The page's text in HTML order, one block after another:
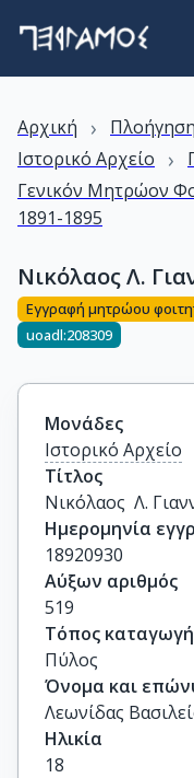
Αρχική › Πλοήγηση
Ιστορικό Αρχείο ›
Γενικόν Μητρώον
1891-1895
Νικόλαος Λ.
Εγγραφή μητρώου
uoadl:208309
Μονάδες
Ιστορικό Αρχείο
Τίτλος
Νικόλαος  Λ.
Ημερομηνία
18920930
Αύξων αριθμός
519
Τόπος
Πύλος
Όνομα και
Λεωνίδας
Ηλικία
18